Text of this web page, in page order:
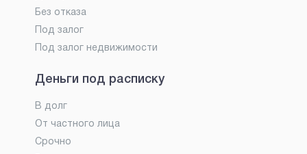
Без отказа
Под залог
Под залог недвижимости
Деньги под расписку
В долг
От частного лица
Срочно